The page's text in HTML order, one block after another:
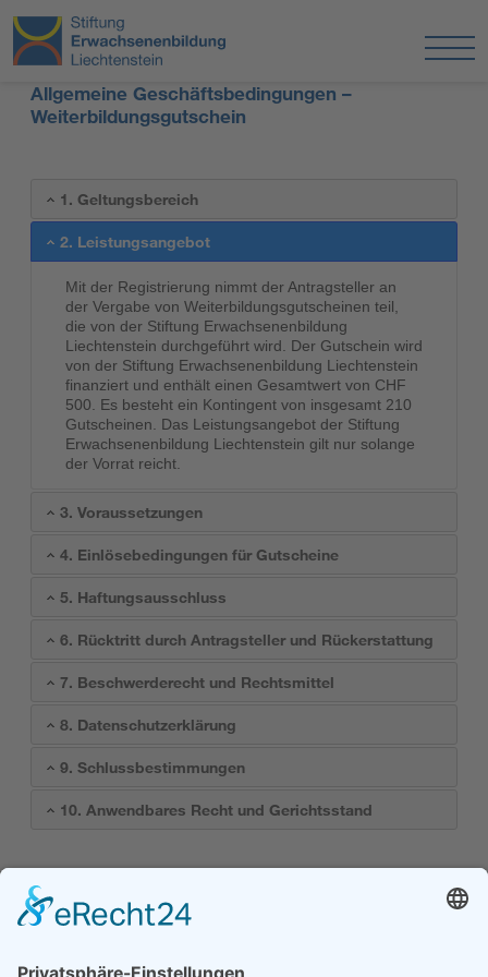
Allgemeine Geschäftsbedingungen –
Weiterbildungsgutschein
1. Geltungsbereich
2. Leistungsangebot
Mit der Registrierung nimmt der Antragsteller an
der Vergabe von Weiterbildungsgutscheinen teil,
die von der Stiftung Erwachsenenbildung
Liechtenstein durchgeführt wird. Der Gutschein wird
von der Stiftung Erwachsenenbildung Liechtenstein
finanziert und enthält einen Gesamtwert von CHF
500. Es besteht ein Kontingent von insgesamt 210
Gutscheinen. Das Leistungsangebot der Stiftung
Erwachsenenbildung Liechtenstein gilt nur solange
der Vorrat reicht.
3. Voraussetzungen
4. Einlösebedingungen für Gutscheine
5. Haftungsausschluss
6. Rücktritt durch Antragsteller und Rückerstattung
7. Beschwerderecht und Rechtsmittel
8. Datenschutzerklärung
9. Schlussbestimmungen
10. Anwendbares Recht und Gerichtsstand
Stand dieser Allgemeinen Geschäftsbedingungen: Dezember
2022
Stiftung Erwachsenenbildung Liechtenstein